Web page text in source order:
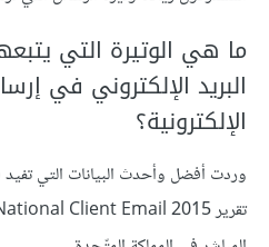
ما هي الوتيرة التي
البريد الإلكتروني في
الإلكترونية؟
وردت أفضل وأحدث البيانات التي